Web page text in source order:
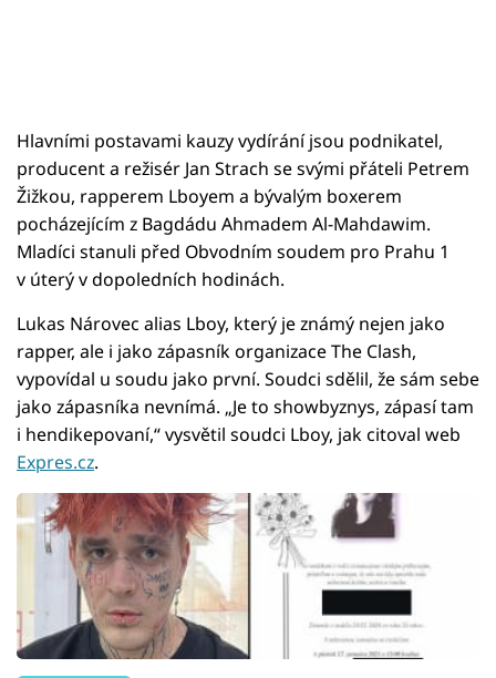
Hlavními postavami kauzy vydírání jsou podnikatel,
producent a režisér Jan Strach se svými přáteli Petrem
Žižkou, rapperem Lboyem a bývalým boxerem
pocházejícím z Bagdádu Ahmadem Al-Mahdawim.
Mladíci stanuli před Obvodním soudem pro Prahu 1
v úterý v dopoledních hodinách.
Lukas Nárovec alias Lboy, který je známý nejen jako
rapper, ale i jako zápasník organizace The Clash,
vypovídal u soudu jako první. Soudci sdělil, že sám sebe
jako zápasníka nevnímá. „Je to showbyznys, zápasí tam
i hendikepovaní,“ vysvětil soudci Lboy, jak citoval web
Expres.cz.